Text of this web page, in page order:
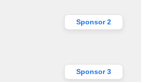
Sponsor 2
Sponsor 3